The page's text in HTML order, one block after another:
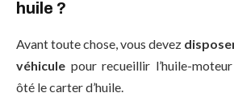
huile ?
Avant toute chose, vous devez
véhicule pour recueillir l’huile-
ôté le carter d’huile.